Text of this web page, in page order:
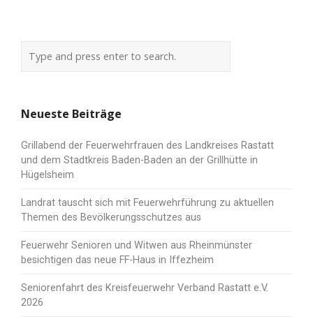
Neueste Beiträge
Grillabend der Feuerwehrfrauen des Landkreises Rastatt
und dem Stadtkreis Baden-Baden an der Grillhütte in
Hügelsheim
Landrat tauscht sich mit Feuerwehrführung zu aktuellen
Themen des Bevölkerungsschutzes aus
Feuerwehr Senioren und Witwen aus Rheinmünster
besichtigen das neue FF-Haus in Iffezheim
Seniorenfahrt des Kreisfeuerwehr Verband Rastatt e.V.
2026